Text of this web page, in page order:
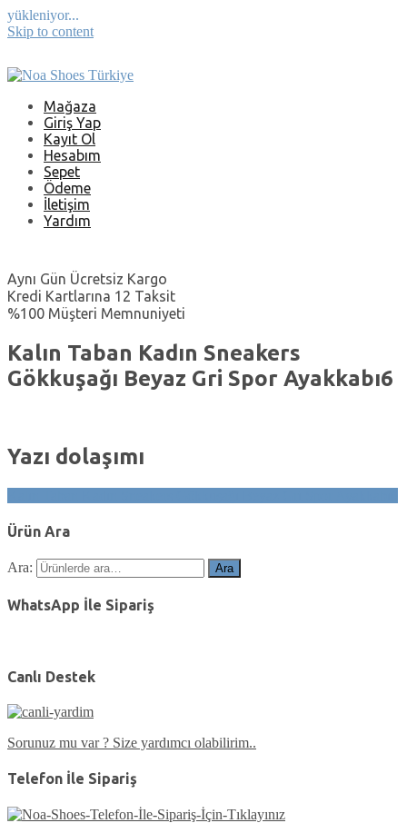
yükleniyor...
Skip to content
Mağaza
Giriş Yap
Kayıt Ol
Hesabım
Sepet
Ödeme
İletişim
Yardım
Aynı Gün Ücretsiz Kargo
Kredi Kartlarına 12 Taksit
%100 Müşteri Memnuniyeti
Kalın Taban Kadın Sneakers
Gökkuşağı Beyaz Gri Spor Ayakkabı6
Yazı dolaşımı
Ürün Ara
Ara: Ara
WhatsApp İle Sipariş
Canlı Destek
Sorunuz mu var ? Size yardımcı olabilirim..
Telefon İle Sipariş